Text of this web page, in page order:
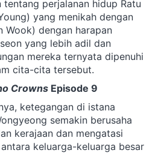
tentang perjalanan hidup Ratu
yang menikah dengan
Wook) dengan harapan
yang lebih adil dan
mereka ternyata dipenuhi
cita-cita tersebut.
Crowns Episode 9
ketegangan di istana
semakin berusaha
kerajaan dan mengatasi
keluarga-keluarga besar